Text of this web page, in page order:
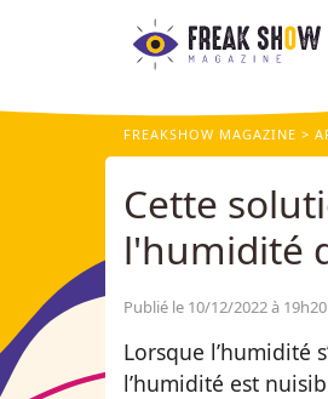
FREAKSHOW MAGAZINE
Cette
l'humidité
Publié le 10/12/2022 à 19h20
Lorsque l’humidité
l’humidité est